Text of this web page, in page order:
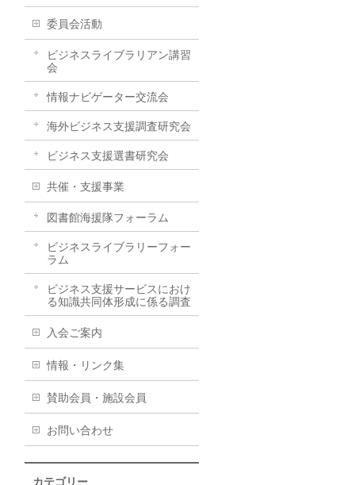
委員会活動
ビジネスライブラリアン講習
会
情報ナビゲーター交流会
海外ビジネス支援調査研究会
ビジネス支援選書研究会
共催・支援事業
図書館海援隊フォーラム
ビジネスライブラリーフォー
ラム
ビジネス支援サービスにおけ
る知識共同体形成に係る調査
入会ご案内
情報・リンク集
賛助会員・施設会員
お問い合わせ
カテゴリー